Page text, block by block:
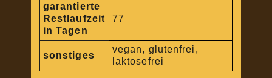
garantierte
Restlaufzeit
in Tagen
77
sonstiges
vegan, glutenfrei,
laktosefrei